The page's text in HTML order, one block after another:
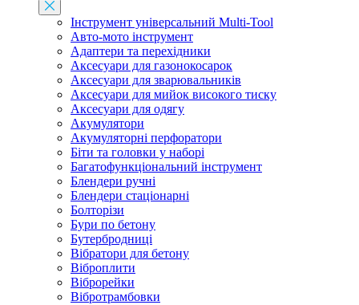
Інструмент універсальний Multi-Tool
Авто-мото інструмент
Адаптери та перехідники
Аксесуари для газонокосарок
Аксесуари для зварювальників
Аксесуари для мийок високого тиску
Аксесуари для одягу
Акумулятори
Акумуляторні перфоратори
Біти та головки у наборі
Багатофункціональний інструмент
Блендери ручні
Блендери стаціонарні
Болторізи
Бури по бетону
Бутербродниці
Вібратори для бетону
Віброплити
Віброрейки
Вібротрамбовки